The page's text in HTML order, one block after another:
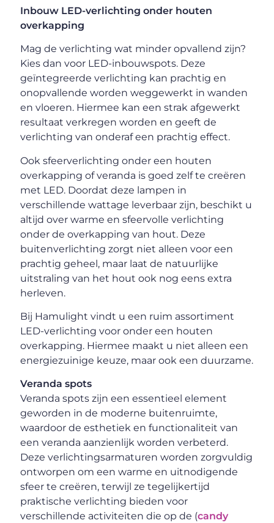
Inbouw LED-verlichting onder houten
overkapping
Mag de verlichting wat minder opvallend zijn?
Kies dan voor LED-inbouwspots. Deze
geïntegreerde verlichting kan prachtig en
onopvallende worden weggewerkt in wanden
en vloeren. Hiermee kan een strak afgewerkt
resultaat verkregen worden en geeft de
verlichting van onderaf een prachtig effect.
Ook sfeerverlichting onder een houten
overkapping of veranda is goed zelf te creëren
met LED. Doordat deze lampen in
verschillende wattage leverbaar zijn, beschikt u
altijd over warme en sfeervolle verlichting
onder de overkapping van hout. Deze
buitenverlichting zorgt niet alleen voor een
prachtig geheel, maar laat de natuurlijke
uitstraling van het hout ook nog eens extra
herleven.
Bij Hamulight vindt u een ruim assortiment
LED-verlichting voor onder een houten
overkapping. Hiermee maakt u niet alleen een
energiezuinige keuze, maar ook een duurzame.
Veranda spots
Veranda spots zijn een essentieel element
geworden in de moderne buitenruimte,
waardoor de esthetiek en functionaliteit van
een veranda aanzienlijk worden verbeterd.
Deze verlichtingsarmaturen worden zorgvuldig
ontworpen om een warme en uitnodigende
sfeer te creëren, terwijl ze tegelijkertijd
praktische verlichting bieden voor
verschillende activiteiten die op de (candy